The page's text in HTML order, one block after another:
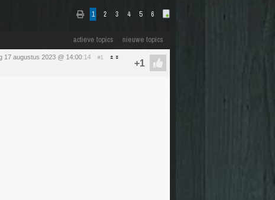
1 2 3 4 5 6
actieve topics nieuwe topics
17 augustus 2023 @ 14:00:14 #1